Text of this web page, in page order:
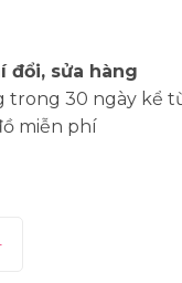
đổi, sửa hàng
trong 30 ngày kể
miễn phí